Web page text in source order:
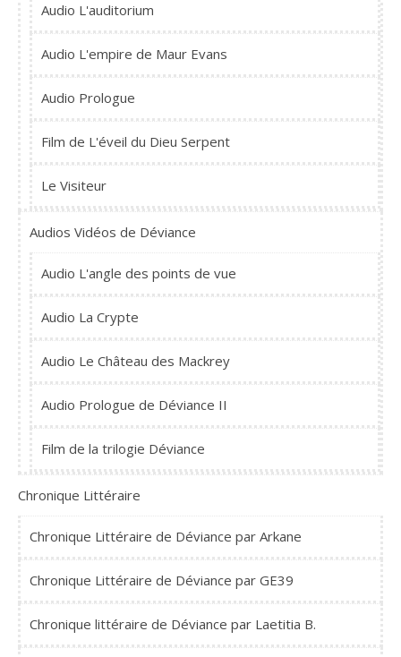
Audio L'auditorium
Audio L'empire de Maur Evans
Audio Prologue
Film de L'éveil du Dieu Serpent
Le Visiteur
Audios Vidéos de Déviance
Audio L'angle des points de vue
Audio La Crypte
Audio Le Château des Mackrey
Audio Prologue de Déviance II
Film de la trilogie Déviance
Chronique Littéraire
Chronique Littéraire de Déviance par Arkane
Chronique Littéraire de Déviance par GE39
Chronique littéraire de Déviance par Laetitia B.